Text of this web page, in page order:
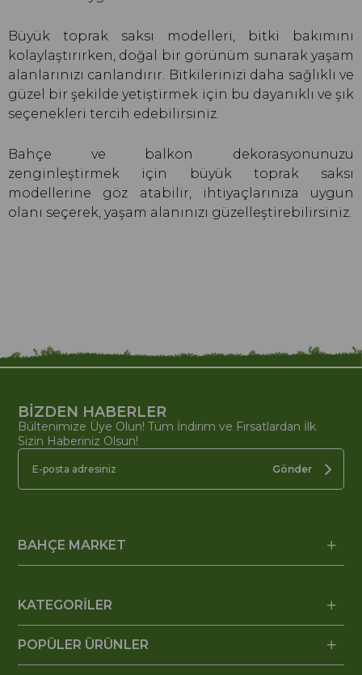
Büyük toprak saksı modelleri, bitki bakımını
kolaylaştırırken, doğal bir görünüm sunarak yaşam
alanlarınızı canlandırır. Bitkilerinizi daha sağlıklı ve
güzel bir şekilde yetiştirmek için bu dayanıklı ve şık
seçenekleri tercih edebilirsiniz.
Bahçe ve balkon dekorasyonunuzu
zenginleştirmek için büyük toprak saksı
modellerine göz atabilir, ihtiyaçlarınıza uygun
olanı seçerek, yaşam alanınızı güzelleştirebilirsiniz.
BİZDEN HABERLER
Bültenimize Üye Olun! Tüm İndirim ve Fırsatlardan İlk
Sizin Haberiniz Olsun!
Gönder
BAHÇE MARKET
KATEGORİLER
POPÜLER ÜRÜNLER